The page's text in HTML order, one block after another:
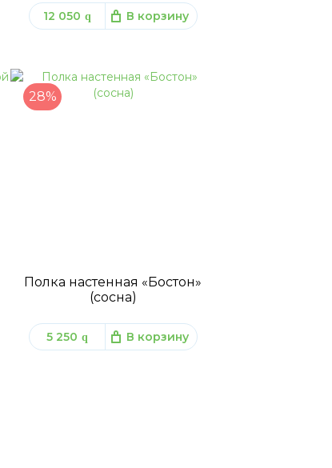
12 050 q В корзину
28%
Полка настенная «Бостон»
(сосна)
5 250 q В корзину